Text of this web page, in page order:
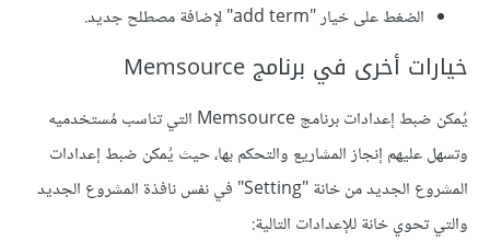
الضغط على خيار "add term" لإضافة مصطلح جديد.
خيارات أخرى في برنامج Memsource
يُمكن ضبط إعدادات برنامج Memsource التي تناسب مُستخدميه
وتسهل عليهم إنجاز المشاريع والتحكم بها، حيث يُمكن ضبط إعدادات
المشروع الجديد من خانة "Setting" في نفس نافذة المشروع الجديد
والتي تحوي خانة للإعدادات التالية: